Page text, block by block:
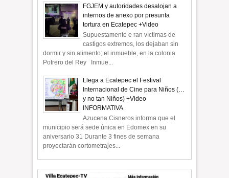
FGJEM y autoridades desalojan a
internos de anexo por presunta
tortura en Ecatepec +Video
Supuestamente e ran víctimas de
castigos extremos, los dejaban sin
dormir y sin alimento; el inmueble, en la colonia
Potrero del Rey Inmue...
Llega a Ecatepec el Festival
Internacional de Cine para Niños (…
y no tan Niños) +Video
INFORMATIVA
Azucena Cisneros informa que el
municipio será sede única en Edomex en su
aniversario 31 Durante 3 fines de semana
proyectarán cortometrajes...